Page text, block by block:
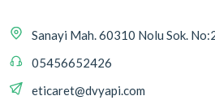
Sanayi Mah. 60310 Nolu Sok.
05456652426
eticaret@dvyapi.com